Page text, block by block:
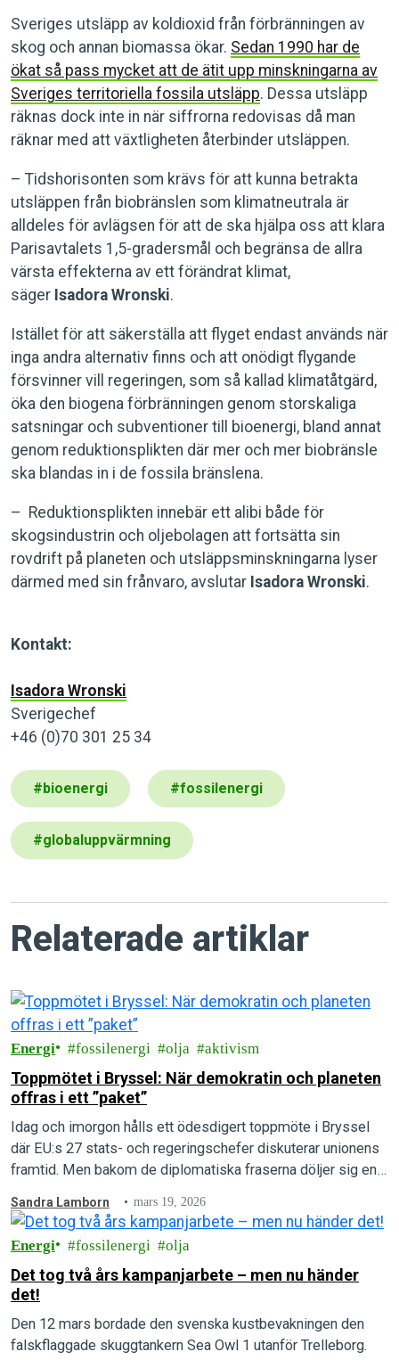
Sveriges utsläpp av koldioxid från förbränningen av
skog och annan biomassa ökar. Sedan 1990 har de
ökat så pass mycket att de ätit upp minskningarna av
Sveriges territoriella fossila utsläpp. Dessa utsläpp
räknas dock inte in när siffrorna redovisas då man
räknar med att växtligheten återbinder utsläppen.
– Tidshorisonten som krävs för att kunna betrakta
utsläppen från biobränslen som klimatneutrala är
alldeles för avlägsen för att de ska hjälpa oss att klara
Parisavtalets 1,5-gradersmål och begränsa de allra
värsta effekterna av ett förändrat klimat,
säger Isadora Wronski.
Istället för att säkerställa att flyget endast används när
inga andra alternativ finns och att onödigt flygande
försvinner vill regeringen, som så kallad klimatåtgärd,
öka den biogena förbränningen genom storskaliga
satsningar och subventioner till bioenergi, bland annat
genom reduktionsplikten där mer och mer biobränsle
ska blandas in i de fossila bränslena.
– Reduktionsplikten innebär ett alibi både för
skogsindustrin och oljebolagen att fortsätta sin
rovdrift på planeten och utsläppsminskningarna lyser
därmed med sin frånvaro, avslutar Isadora Wronski.
Kontakt:
Isadora Wronski
Sverigechef
+46 (0)70 301 25 34
#bioenergi #fossilenergi
#globaluppvärmning
Relaterade artiklar
Energi fossilenergi olja aktivism
Toppmötet i Bryssel: När demokratin och planeten
offras i ett ”paket”
Idag och imorgon hålls ett ödesdigert toppmöte i Bryssel
där EU:s 27 stats- och regeringschefer diskuterar unionens
framtid. Men bakom de diplomatiska fraserna döljer sig en
Sandra Lamborn mars 19, 2026
Energi fossilenergi olja
Det tog två års kampanjarbete – men nu händer
det!
Den 12 mars bordade den svenska kustbevakningen den
falskflaggade skuggtankern Sea Owl 1 utanför Trelleborg.